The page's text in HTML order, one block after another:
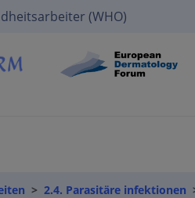
(WHO)
2.4. Parasitäre infektionen